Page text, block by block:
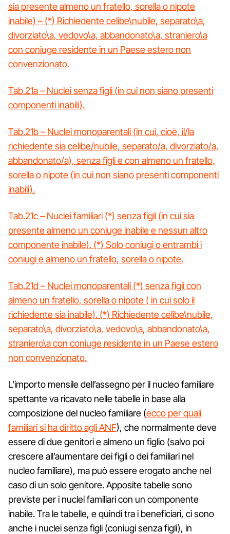
sia presente almeno un fratello, sorella o nipote
inabile) – (*) Richiedente celibe\nubile, separato\a,
divorziato\a, vedovo\a, abbandonato\a, straniero\a
con coniuge residente in un Paese estero non
convenzionato.
Tab.21a – Nuclei senza figli (in cui non siano presenti
componenti inabili).
Tab.21b – Nuclei monoparentali (in cui, cioè, il/la
richiedente sia celibe/nubile, separato/a, divorziato/a,
abbandonato/a), senza figli e con almeno un fratello,
sorella o nipote (in cui non siano presenti componenti
inabili).
Tab.21c – Nuclei familiari (*) senza figli (in cui sia
presente almeno un coniuge inabile e nessun altro
componente inabile). (*) Solo coniugi o entrambi i
coniugi e almeno un fratello, sorella o nipote.
Tab.21d – Nuclei monoparentali (*) senza figli con
almeno un fratello, sorella o nipote ( in cui solo il
richiedente sia inabile). (*) Richiedente celibe\nubile,
separato\a, divorziato\a, vedovo\a, abbandonato\a,
straniero\a con coniuge residente in un Paese estero
non convenzionato.
L’importo mensile dell’assegno per il nucleo familiare
spettante va ricavato nelle tabelle in base alla
composizione del nucleo familiare (ecco per quali
familiari si ha diritto agli ANF), che normalmente deve
essere di due genitori e almeno un figlio (salvo poi
crescere all’aumentare dei figli o dei familiari nel
nucleo familiare), ma può essere erogato anche nel
caso di un solo genitore. Apposite tabelle sono
previste per i nuclei familiari con un componente
inabile. Tra le tabelle, e quindi tra i beneficiari, ci sono
anche i nuclei senza figli (coniugi senza figli), in